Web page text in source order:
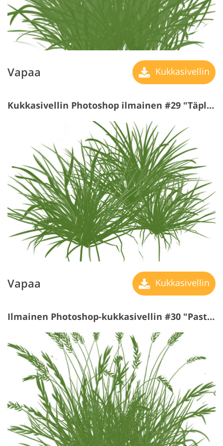
Vapaa Kukkasivellin
Kukkasivellin Photoshop ilmainen #29 "Täplät of ruoho"
Vapaa Kukkasivellin
Ilmainen Photoshop-kukkasivellin #30 "Pastures"